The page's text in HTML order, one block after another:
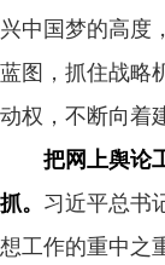
兴中国梦的高度
蓝图，抓住战略
动权，不断向着
把网上舆论
抓。 习近平总书
想工作的重中之